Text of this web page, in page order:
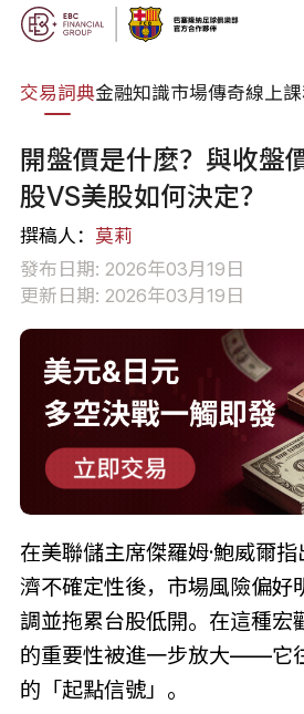
交易詞典金融知識市場傳奇線上
開盤價是什麼？與收盤
股VS美股如何決定？
撰稿人： 莫莉
發布日期: 2026年03月19日
更新日期: 2026年03月19日
在美聯儲主席傑羅姆·鮑威爾
濟不確定性後，市場風險偏好
調並拖累台股低開。在這種宏
的重要性被進一步放大——它
的「起點信號」。